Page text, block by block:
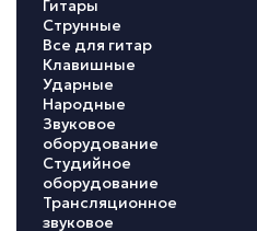
Гитары
Струнные
Все для гитар
Клавишные
Ударные
Народные
Звуковое
оборудование
Студийное
оборудование
Трансляционное
звуковое